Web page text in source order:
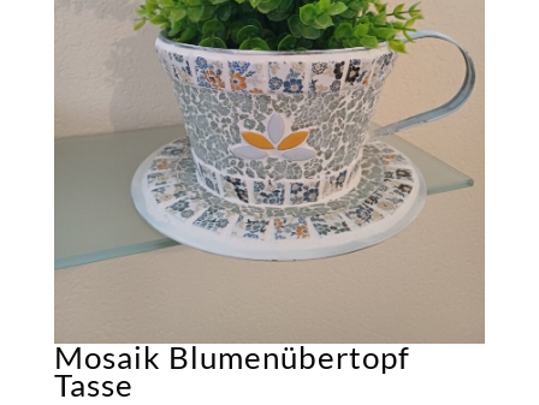
Mosaik Blumenübertopf
Tasse